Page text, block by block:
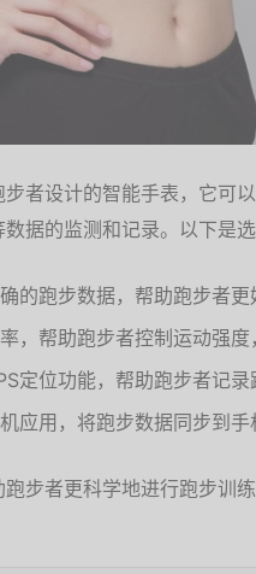
者设计的智能手表，它可
据的监测和记录。以下是
的跑步数据，帮助跑步者
，帮助跑步者控制运动强
定位功能，帮助跑步者记
应用，将跑步数据同步到
步者更科学地进行跑步训